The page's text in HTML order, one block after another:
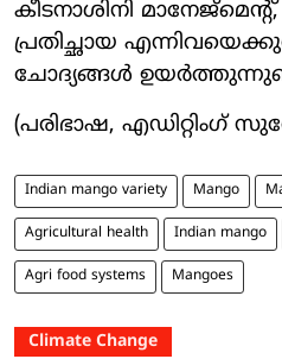
കീടനാശിനി
പ്രതിച്ഛായ
ചോദ്യങ്ങൾ
(പരിഭാഷ, എഡിറ്റിംഗ്
Indian mango variety Mango
Agricultural health Indian mango
Agri food systems Mangoes
Climate Change